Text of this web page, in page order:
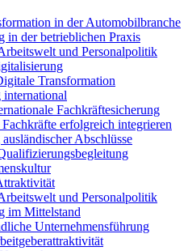
in der Automobilbranche
in der betrieblichen Praxis
und Personalpolitik
Transformation
international
Fachkräftesicherung
erfolgreich integrieren
Abschlüsse
und Personalpolitik
im Mittelstand
Unternehmensführung